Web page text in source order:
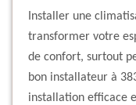
Installer une
transformer votre
de confort, surtout
bon installateur à
installation efficace